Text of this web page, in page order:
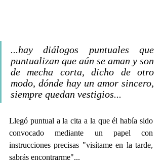
...hay diálogos puntuales que
puntualizan que aún se aman y son
de mecha corta, dicho de otro
modo, dónde hay un amor sincero,
siempre quedan vestigios...
Llegó puntual a la cita a la que él había sido
convocado mediante un papel con
instrucciones precisas "visítame en la tarde,
sabrás encontrarme"...